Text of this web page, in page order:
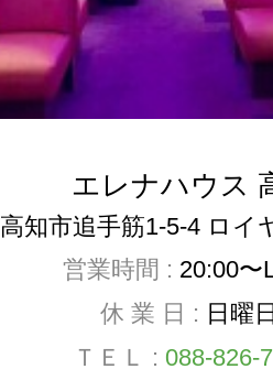
エレナハウス
高知市追手筋1-5-4 ロイ
営業時間 : 20:00〜
休 業 日 : 日曜
ＴＥＬ : 088-826-